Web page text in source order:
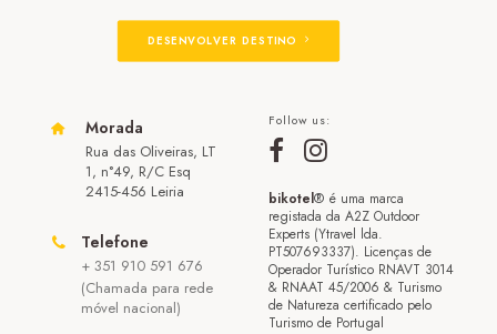
DESENVOLVER DESTINO
Morada
Rua das Oliveiras, LT
1, n°49, R/C Esq
2415-456 Leiria
Telefone
+ 351 910 591 676
(Chamada para rede
móvel nacional)
Follow us:
bikotel® é uma marca
registada da A2Z Outdoor
Experts (Ytravel lda.
PT507693337). Licenças de
Operador Turístico RNAVT 3014
& RNAAT 45/2006 & Turismo
de Natureza certificado pelo
Turismo de Portugal